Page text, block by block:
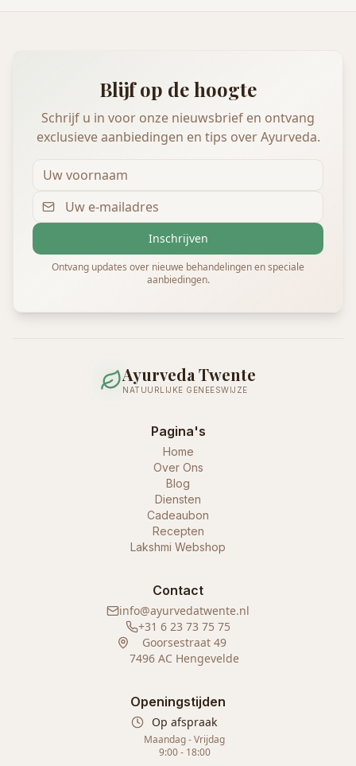
Blijf op de hoogte
Schrijf u in voor onze nieuwsbrief en ontvang
exclusieve aanbiedingen en tips over Ayurveda.
Inschrijven
Ontvang updates over nieuwe behandelingen en speciale
aanbiedingen.
Ayurveda Twente
NATUURLIJKE GENEESWIJZE
Pagina's
Home
Over Ons
Blog
Diensten
Cadeaubon
Recepten
Lakshmi Webshop
Contact
info@ayurvedatwente.nl
+31 6 23 73 75 75
Goorsestraat 49
7496 AC Hengevelde
Openingstijden
Op afspraak
Maandag - Vrijdag
9:00 - 18:00